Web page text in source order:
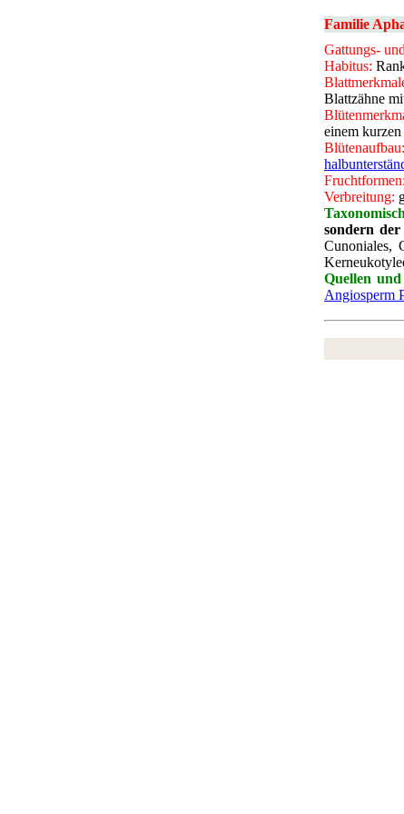
Familie
Gattungs-
Habitus:
Blattzähne
einem kurzen
Blütenaufbau:
Fruchtformen:
Verbreitung:
sondern
Cunoniales,
Quellen
Angiosperm